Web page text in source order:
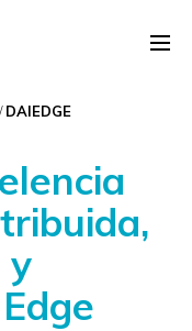
DAIEDGE
y